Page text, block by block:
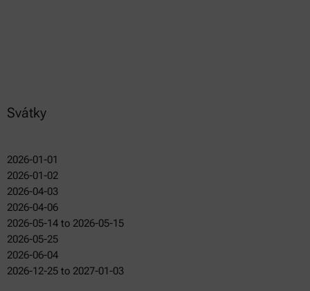
Svátky
2026-01-01
2026-01-02
2026-04-03
2026-04-06
2026-05-14 to 2026-05-15
2026-05-25
2026-06-04
2026-12-25 to 2027-01-03